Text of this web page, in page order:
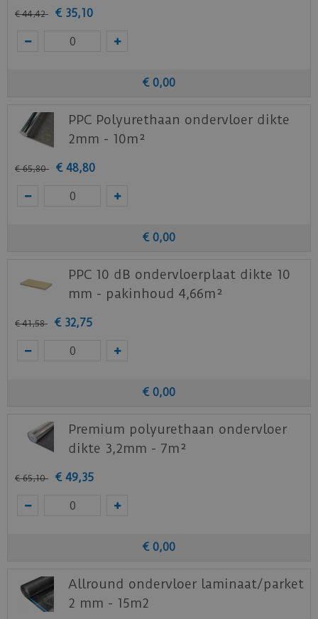
€ 44,42 € 35,10
€ 0,00
PPC Polyurethaan ondervloer dikte
2mm - 10m²
€ 65,80 € 48,80
€ 0,00
PPC 10 dB ondervloerplaat dikte 10
mm - pakinhoud 4,66m²
€ 41,58 € 32,75
€ 0,00
Premium polyurethaan ondervloer
dikte 3,2mm - 7m²
€ 65,10 € 49,35
€ 0,00
Allround ondervloer laminaat/parket
2 mm - 15m2